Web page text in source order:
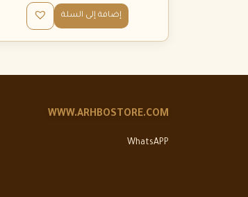
إضافة إلى السلة
WWW.ARHBOSTORE.COM
WhatsAPP